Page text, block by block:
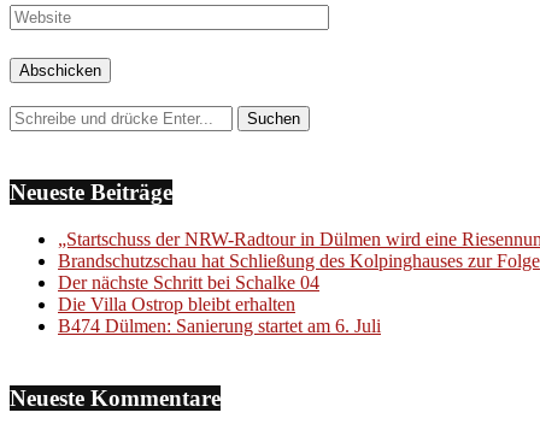
Neueste Beiträge
„Startschuss der NRW-Radtour in Dülmen wird eine
Brandschutzschau hat Schließung des Kolpinghauses zur Folge
Der nächste Schritt bei Schalke 04
Die Villa Ostrop bleibt erhalten
B474 Dülmen: Sanierung startet am 6. Juli
Neueste Kommentare